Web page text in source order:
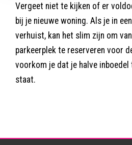
Vergeet niet te kijken of er
bij je nieuwe woning. Als je in
verhuist, kan het slim zijn om
parkeerplek te reserveren voor
voorkom je dat je halve
staat.